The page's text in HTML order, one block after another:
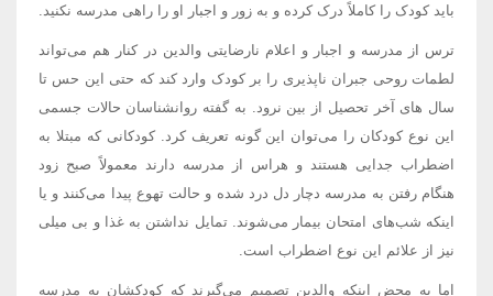
باید کودک را کاملاً درک کرده و به زور و اجبار او را راهی مدرسه نکنید.
ترس از مدرسه و اجبار و اعلام نارضایتی والدین در کنار هم می‌تواند
لطمات روحی جبران ناپذیری را بر کودک وارد کند که حتی این حس تا
سال های آخر تحصیل از بین نرود. به گفته روانشناسان حالات جسمی
این نوع کودکان را می‌توان این گونه تعریف کرد. کودکانی که مبتلا به
اضطراب جدایی هستند و هراس از مدرسه دارند معمولاً صبح زود
هنگام رفتن به مدرسه دچار دل درد شده و حالت تهوع پیدا می‌کنند و یا
اینکه شب‌های امتحان بیمار می‌شوند. تمایل نداشتن به غذا و بی میلی
نیز از علائم این نوع اضطراب است.
اما به محض اینکه والدین تصمیم می‌گیرند که کودکشان به مدرسه